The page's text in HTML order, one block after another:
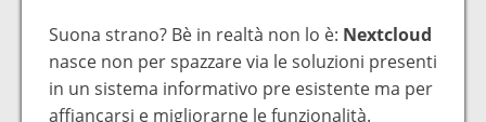
Suona strano? Bè in realtà non lo è: Nextcloud
nasce non per spazzare via le soluzioni presenti
in un sistema informativo pre esistente ma per
affiancarsi e migliorarne le funzionalità.